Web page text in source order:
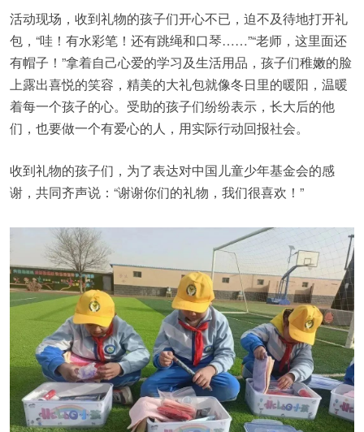
活动现场，收到礼物的孩子们开心不已，迫不及待地打开礼
包，“哇！有水彩笔！还有跳绳和口琴……”“老师，这里面还
有帽子！”拿着自己心爱的学习及生活用品，孩子们稚嫩的脸
上露出喜悦的笑容，精美的大礼包就像冬日里的暖阳，温暖
着每一个孩子的心。受助的孩子们纷纷表示，长大后的他
们，也要做一个有爱心的人，用实际行动回报社会。
收到礼物的孩子们，为了表达对中国儿童少年基金会的感
谢，共同齐声说：“谢谢你们的礼物，我们很喜欢！”